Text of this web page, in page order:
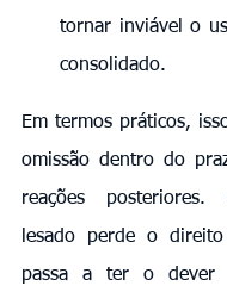
tornar inviável o
consolidado.
Em termos práticos,
omissão dentro do
reações
lesado perde o
passa a ter o dever